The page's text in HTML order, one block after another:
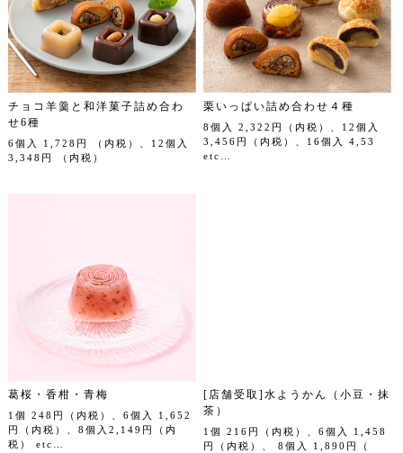
チョコ羊羹と和洋菓子詰め合わ
せ6種
6個入 1,728円 （内税）、12個入
3,348円 （内税）
栗いっぱい詰め合わせ４種
8個入 2,322円（内税）、12個入
3,456円（内税）、16個入 4,53
etc…
葛桜・香柑・青梅
1個 248円（内税）、6個入 1,652
円（内税）、8個入2,149円（内
税） etc…
[店舗受取]水ようかん（小豆・抹
茶）
1個 216円（内税）、6個入 1,458
円（内税）、 8個入 1,890円（